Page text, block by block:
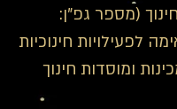
(מספר גפ"ן:
לפעילויות חינוכיות
ומוסדות חינוך